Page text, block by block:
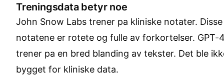
Treningsdata betyr noe
John Snow Labs trener pa kliniske notater. Disse
notatene er rotete og fulle av forkortelser. GPT-
trener pa en bred blanding av tekster. Det ble
bygget for kliniske data.